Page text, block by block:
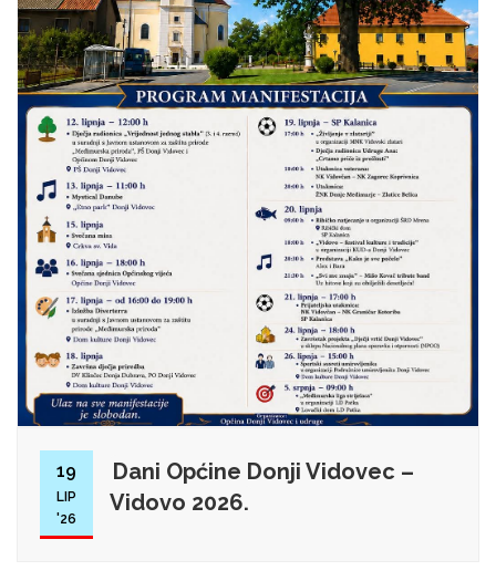
19
LIP
'26
Dani Općine Donji Vidovec –
Vidovo 2026.